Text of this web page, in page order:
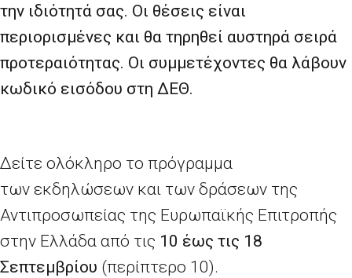
την ιδιότητά σας. Οι θέσεις είναι
περιορισμένες και θα τηρηθεί αυστηρά σειρά
προτεραιότητας. Οι συμμετέχοντες θα λάβουν
κωδικό εισόδου στη ΔΕΘ.
Δείτε ολόκληρο το πρόγραμμα
των εκδηλώσεων και των δράσεων της
Αντιπροσωπείας της Ευρωπαϊκής Επιτροπής
στην Ελλάδα από τις 10 έως τις 18
Σεπτεμβρίου (περίπτερο 10).